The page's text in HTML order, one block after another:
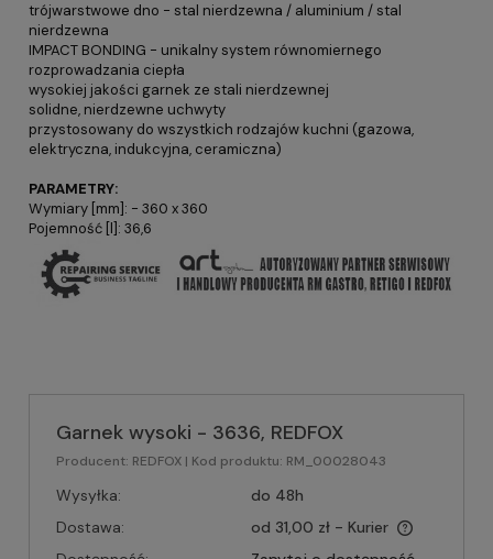
trójwarstwowe dno - stal nierdzewna / aluminium / stal
nierdzewna
IMPACT BONDING - unikalny system równomiernego
rozprowadzania ciepła
wysokiej jakości garnek ze stali nierdzewnej
solidne, nierdzewne uchwyty
przystosowany do wszystkich rodzajów kuchni (gazowa,
elektryczna, indukcyjna, ceramiczna)
PARAMETRY:
Wymiary [mm]: - 360 x 360
Pojemność [l]: 36,6
Garnek wysoki - 3636, REDFOX
Producent: REDFOX | Kod produktu: RM_00028043
Wysyłka:
do 48h
Dostawa:
od 31,00 zł - Kurier